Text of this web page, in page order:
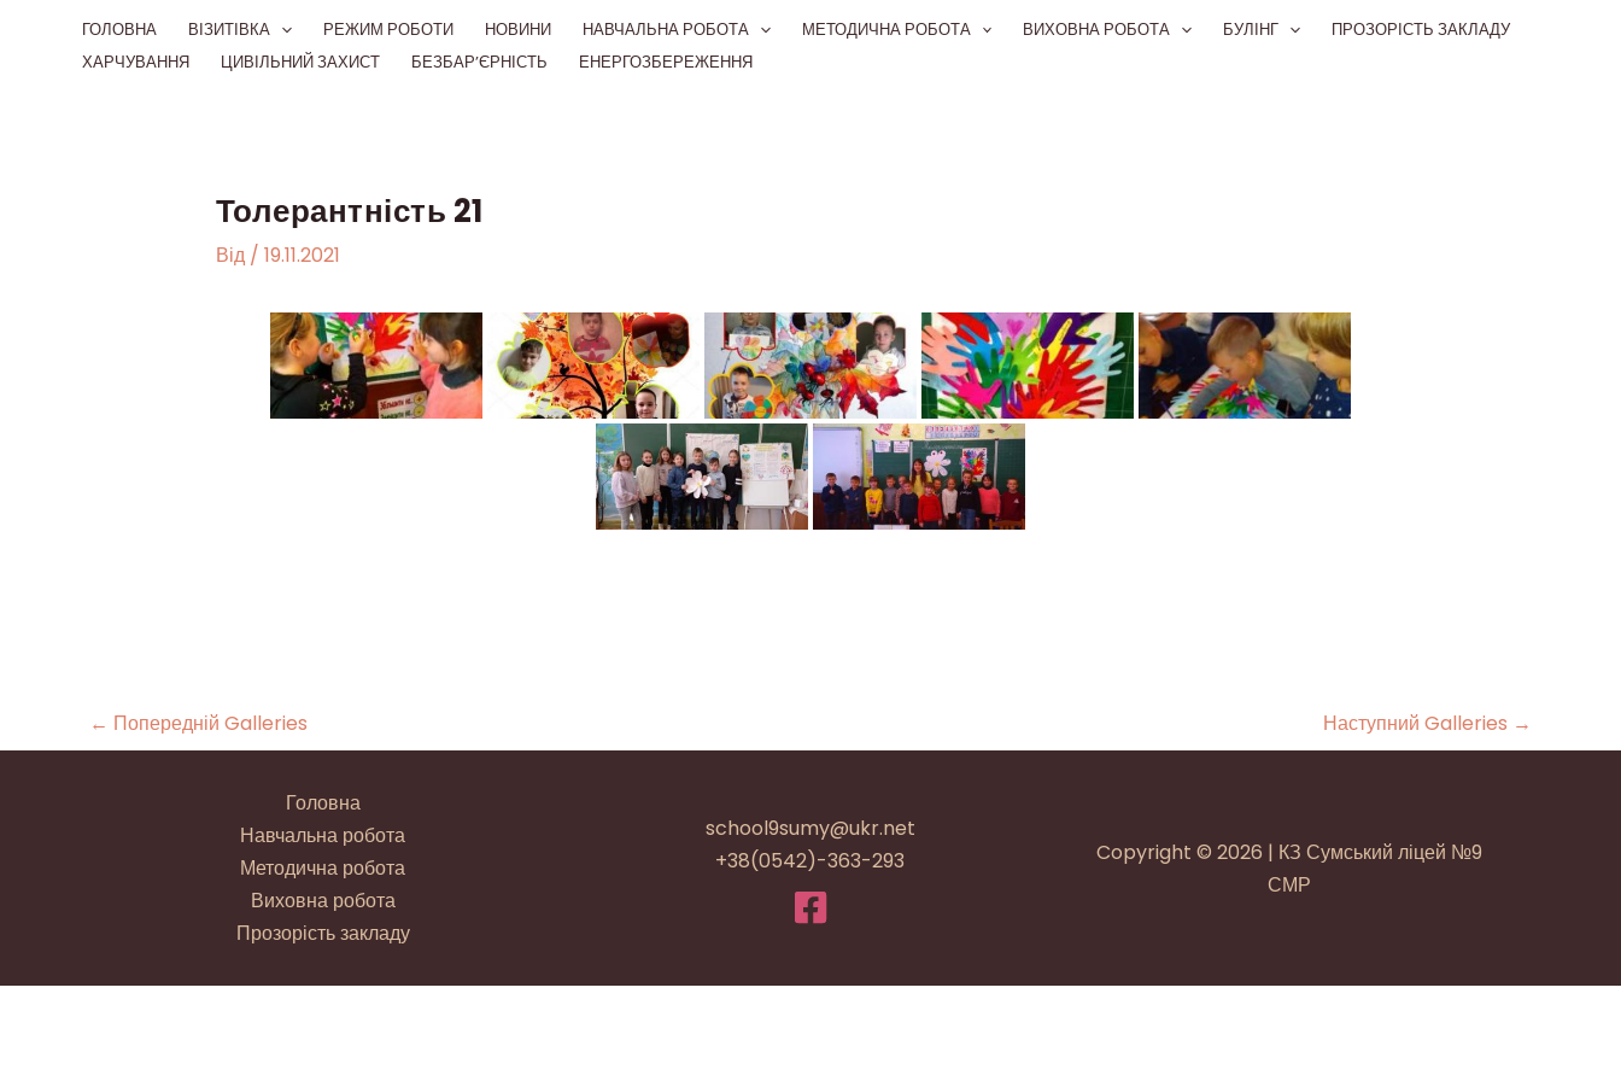
ГОЛОВНА ВІЗИТІВКА РЕЖИМ РОБОТИ НОВИНИ НАВЧАЛЬНА РОБОТА МЕТОДИЧНА РОБОТА ВИХОВНА РОБОТА БУЛІНГ
ПРОЗОРІСТЬ ЗАКЛАДУ
ХАРЧУВАННЯ
ЦИВІЛЬНИЙ ЗАХИСТ БЕЗБАР’ЄРНІСТЬ ЕНЕРГОЗБЕРЕЖЕННЯ
Толерантність 21
Від / 19.11.2021
← Попередній Galleries Наступний Galleries →
Головна
Навчальна робота
Методична робота
Виховна робота
Прозорість закладу
school9sumy@ukr.net
+38(0542)-363-293
Copyright © 2026 | КЗ Сумський ліцей №9
СМР